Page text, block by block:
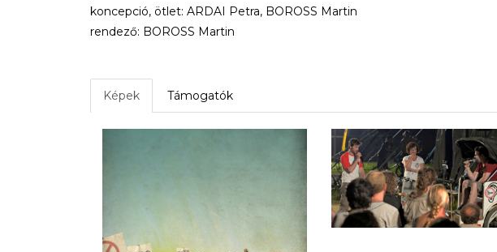
koncepció, ötlet: ARDAI Petra, BOROSS Martin
rendező: BOROSS Martin
Képek Támogatók